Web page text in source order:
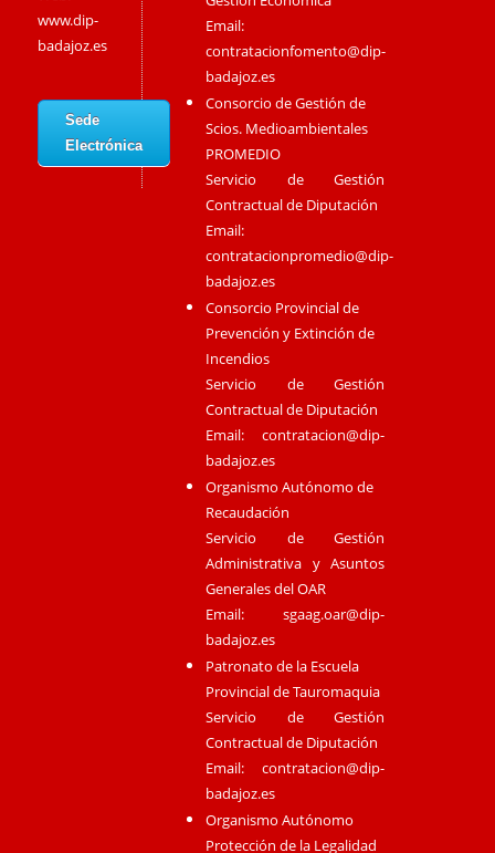
www.dip-
badajoz.es
Sede
Electrónica
Email:
contratacionfomento@dip-
badajoz.es
Consorcio de Gestión de
Scios. Medioambientales
PROMEDIO
Servicio de Gestión
Contractual de Diputación
Email:
contratacionpromedio@dip-
badajoz.es
Consorcio Provincial de
Prevención y Extinción de
Incendios
Servicio de Gestión
Contractual de Diputación
Email:contratacion@dip-
badajoz.es
Organismo Autónomo de
Recaudación
Servicio de Gestión
Administrativa y Asuntos
Generales del OAR
Email:sgaag.oar@dip-
badajoz.es
Patronato de la Escuela
Provincial de Tauromaquia
Servicio de Gestión
Contractual de Diputación
Email:contratacion@dip-
badajoz.es
Organismo Autónomo
Protección de la Legalidad